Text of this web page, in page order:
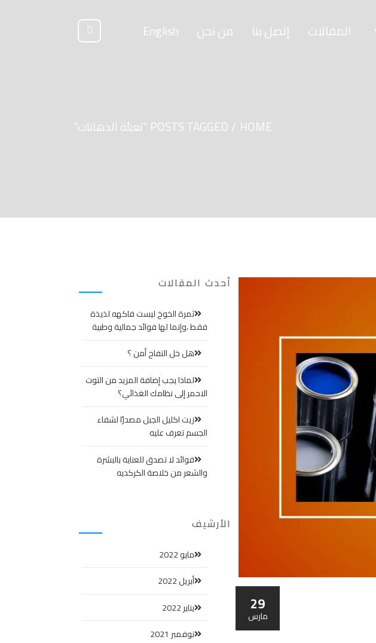
المقالات إتصل بنا من نحن English
HOME POSTS TAGGED “تعبئة الدهانات”
29
مارس
أحدث المقالات
ثمرة الخوخ ليست فاكهه لذيذة
فقط ،وإنما لها فوائد جمالية وطبية
هل خل التفاح أمن ؟
لماذا يجب إضافة المزيد من التوت
الاحمر إلى نظامك الغذائي؟
زيت اكليل الجبل مصدرًا لشفاء
الجسم تعرف عليه
فوائد لا تصدق للعناية بالبشرة
والشعر من خلاصة الكركديه
الأرشيف
مايو 2022
أبريل 2022
يناير 2022
نوفمبر 2021